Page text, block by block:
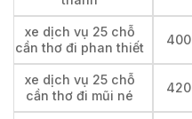
xe dịch vụ 25 chỗ
cần thơ đi phan thiết
400
xe dịch vụ 25 chỗ
cần thơ đi mũi né
420